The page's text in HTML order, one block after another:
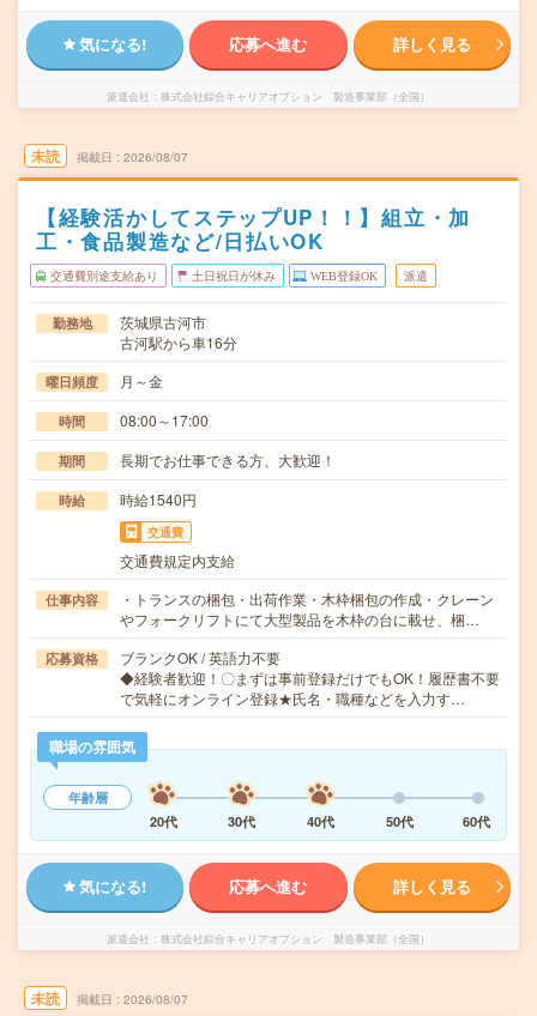
気になる! 応募へ進む 詳しく見る
派遣会社 株式会社綜合キャリアオプション 製造事業部（全国）
未読 掲載日 2026/08/07
【経験活かしてステップUP！！】組立・加
工・食品製造など/日払いOK
交通費別途支給あり 土日祝日が休み WEB登録OK 派遣
勤務地
茨城県古河市
古河駅から車16分
曜日頻度 月～金
時間 08:00～17:00
期間 長期でお仕事できる方、大歓迎！
時給 時給1540円
交通費
交通費規定内支給
仕事内容
・トランスの梱包・出荷作業・木枠梱包の作成・クレーン
やフォークリフトにて大型製品を木枠の台に載せ、梱…
応募資格
ブランクOK / 英語力不要
◆経験者歓迎！〇まずは事前登録だけでもOK！履歴書不要
で気軽にオンライン登録★氏名・職種などを入力す…
職場の雰囲気
年齢層
20代
30代 40代 50代 60代
気になる! 応募へ進む 詳しく見る
派遣会社 株式会社綜合キャリアオプション 製造事業部（全国）
未読 掲載日 2026/08/07